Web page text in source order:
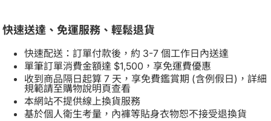
快速送達、免運服務、輕鬆退貨
快速配送：訂單付款後，約 3-7 個工作日內送達
單筆訂單消費金額達 $1,500，享免運費優惠
收到商品隔日起算 7 天，享免費鑑賞期 (含例假日)，詳細
規範請至購物說明頁查看
本網站不提供線上換貨服務
基於個人衛生考量，內褲等貼身衣物恕不接受退換貨